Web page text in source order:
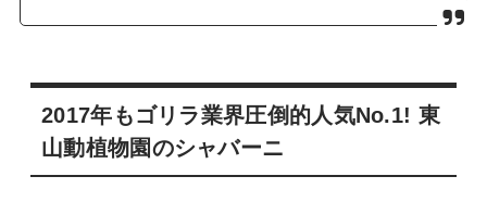
2017年もゴリラ業界圧倒的人気No.1! 東
山動植物園のシャバーニ